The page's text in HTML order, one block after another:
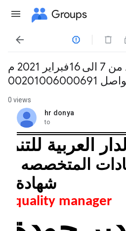
Groups

مدير جودة معتمد من 7 الى 16فبراير 2021 م
0 views
hr donya
unread,
to
الدار العربية
المتخصصه
شهادة
quality manager